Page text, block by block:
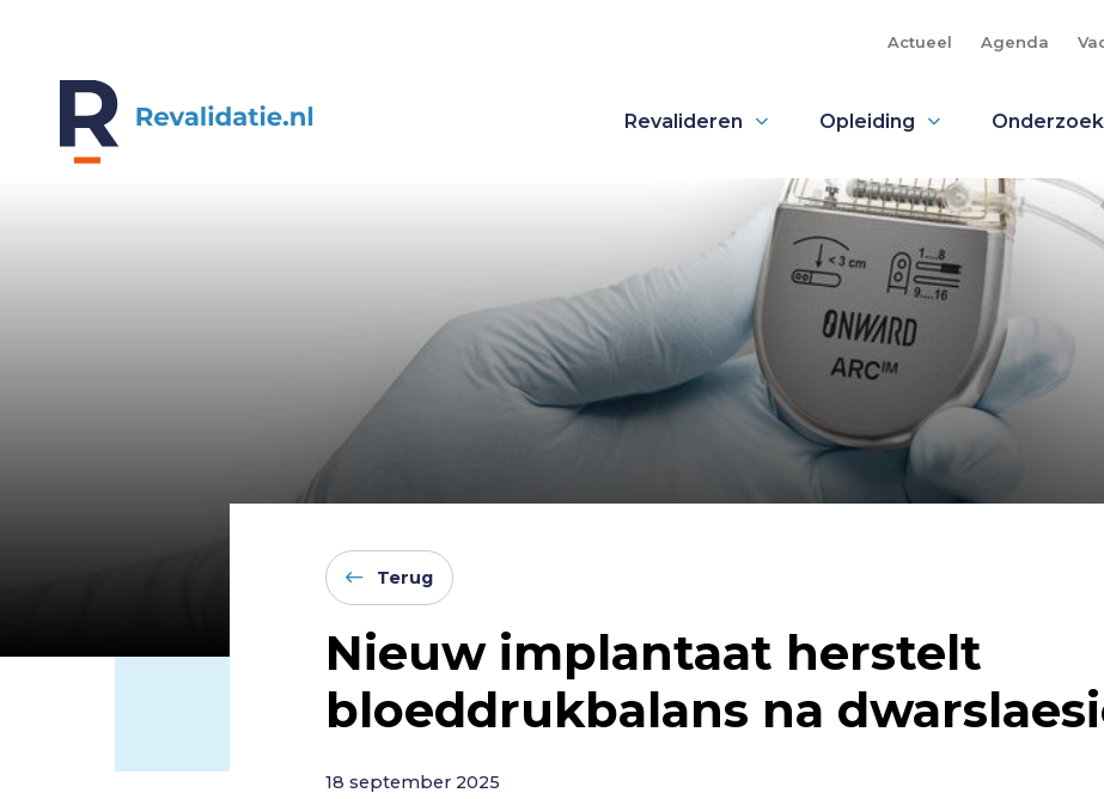
Actueel Agenda
Revalideren Opleiding Onderzoek
Terug
Nieuw implantaat herstelt
bloeddrukbalans na
18 september 2025